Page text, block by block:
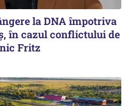
la DNA împotriva
în cazul conflictului de
Fritz